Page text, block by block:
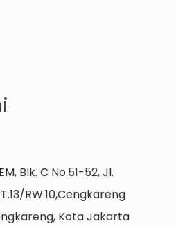
Blk. C No.51-52, Jl.
RW.10,Cengkareng
Kota Jakarta